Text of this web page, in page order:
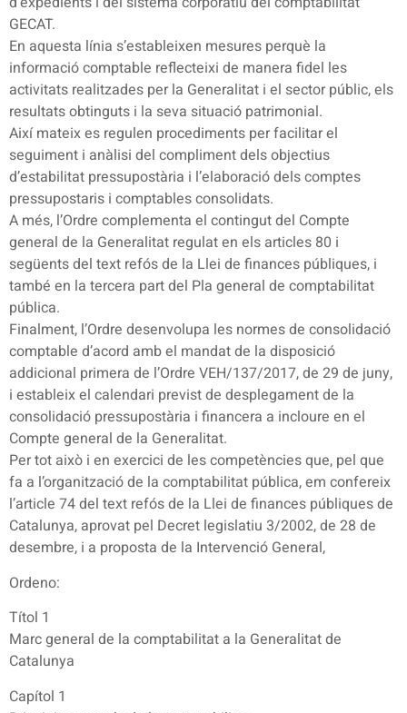
GECAT.
En aquesta línia s’estableixen mesures perquè la
informació comptable reflecteixi de manera fidel les
activitats realitzades per la Generalitat i el sector públic, els
resultats obtinguts i la seva situació patrimonial.
Així mateix es regulen procediments per facilitar el
seguiment i anàlisi del compliment dels objectius
d’estabilitat pressupostària i l’elaboració dels comptes
pressupostaris i comptables consolidats.
A més, l’Ordre complementa el contingut del Compte
general de la Generalitat regulat en els articles 80 i
següents del text refós de la Llei de finances públiques, i
també en la tercera part del Pla general de comptabilitat
pública.
Finalment, l’Ordre desenvolupa les normes de consolidació
comptable d’acord amb el mandat de la disposició
addicional primera de l’Ordre VEH/137/2017, de 29 de juny,
i estableix el calendari previst de desplegament de la
consolidació pressupostària i financera a incloure en el
Compte general de la Generalitat.
Per tot això i en exercici de les competències que, pel que
fa a l’organització de la comptabilitat pública, em confereix
l’article 74 del text refós de la Llei de finances públiques de
Catalunya, aprovat pel Decret legislatiu 3/2002, de 28 de
desembre, i a proposta de la Intervenció General,
Ordeno:
Títol 1
Marc general de la comptabilitat a la Generalitat de
Catalunya
Capítol 1